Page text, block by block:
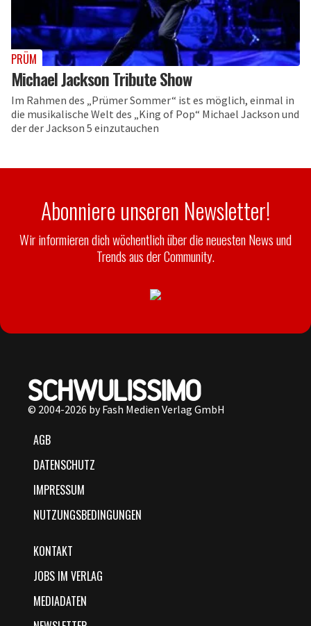
PRÜM
Michael Jackson Tribute Show
Im Rahmen des „Prümer Sommer“ ist es möglich, einmal in
die musikalische Welt des „King of Pop“ Michael Jackson und
der der Jackson 5 einzutauchen
Abonniere unseren Newsletter!
Wir informieren dich wöchentlich über die neuesten News und
Trends aus der Community.
© 2004-2026 by Fash Medien Verlag GmbH
AGB
DATENSCHUTZ
IMPRESSUM
NUTZUNGSBEDINGUNGEN
KONTAKT
JOBS IM VERLAG
MEDIADATEN